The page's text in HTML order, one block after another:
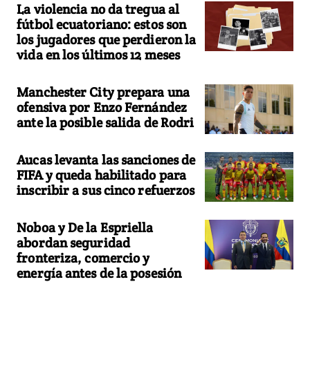
La violencia no da tregua al
fútbol ecuatoriano: estos son
los jugadores que perdieron la
vida en los últimos 12 meses
Manchester City prepara una
ofensiva por Enzo Fernández
ante la posible salida de Rodri
Aucas levanta las sanciones de
FIFA y queda habilitado para
inscribir a sus cinco refuerzos
Noboa y De la Espriella
abordan seguridad
fronteriza, comercio y
energía antes de la posesión